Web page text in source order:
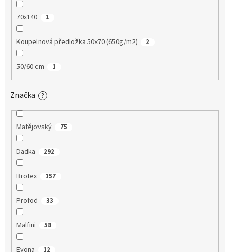
70x140 1
Koupelnová předložka 50x70 (650g/m2) 2
50/60 cm 1
Značka ?
Matějovský 75
Dadka 292
Brotex 157
Profod 33
Malfini 58